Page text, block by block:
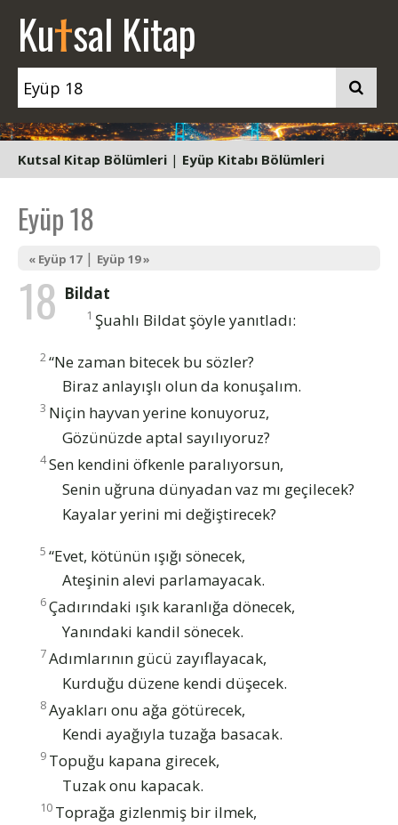
Kutsal Kitap
Kutsal Kitap Bölümleri | Eyüp Kitabı Bölümleri
Eyüp 18
« Eyüp 17| Eyüp 19 »
18 Bildat
1 Şuahlı Bildat şöyle yanıtladı:
2“Ne zaman bitecek bu sözler?
Biraz anlayışlı olun da konuşalım.
3 Niçin hayvan yerine konuyoruz,
Gözünüzde aptal sayılıyoruz?
4Sen kendini öfkenle paralıyorsun,
Senin uğruna dünyadan vaz mı geçilecek?
Kayalar yerini mi değiştirecek?
5 “Evet, kötünün ışığı sönecek,
Ateşinin alevi parlamayacak.
6Çadırındaki ışık karanlığa dönecek,
Yanındaki kandil sönecek.
7Adımlarının gücü zayıflayacak,
Kurduğu düzene kendi düşecek.
8Ayakları onu ağa götürecek,
Kendi ayağıyla tuzağa basacak.
9 Topuğu kapana girecek,
Tuzak onu kapacak.
10 Toprağa gizlenmiş bir ilmek,